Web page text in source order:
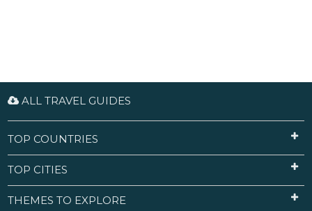
ALL TRAVEL GUIDES
TOP COUNTRIES
TOP CITIES
THEMES TO EXPLORE